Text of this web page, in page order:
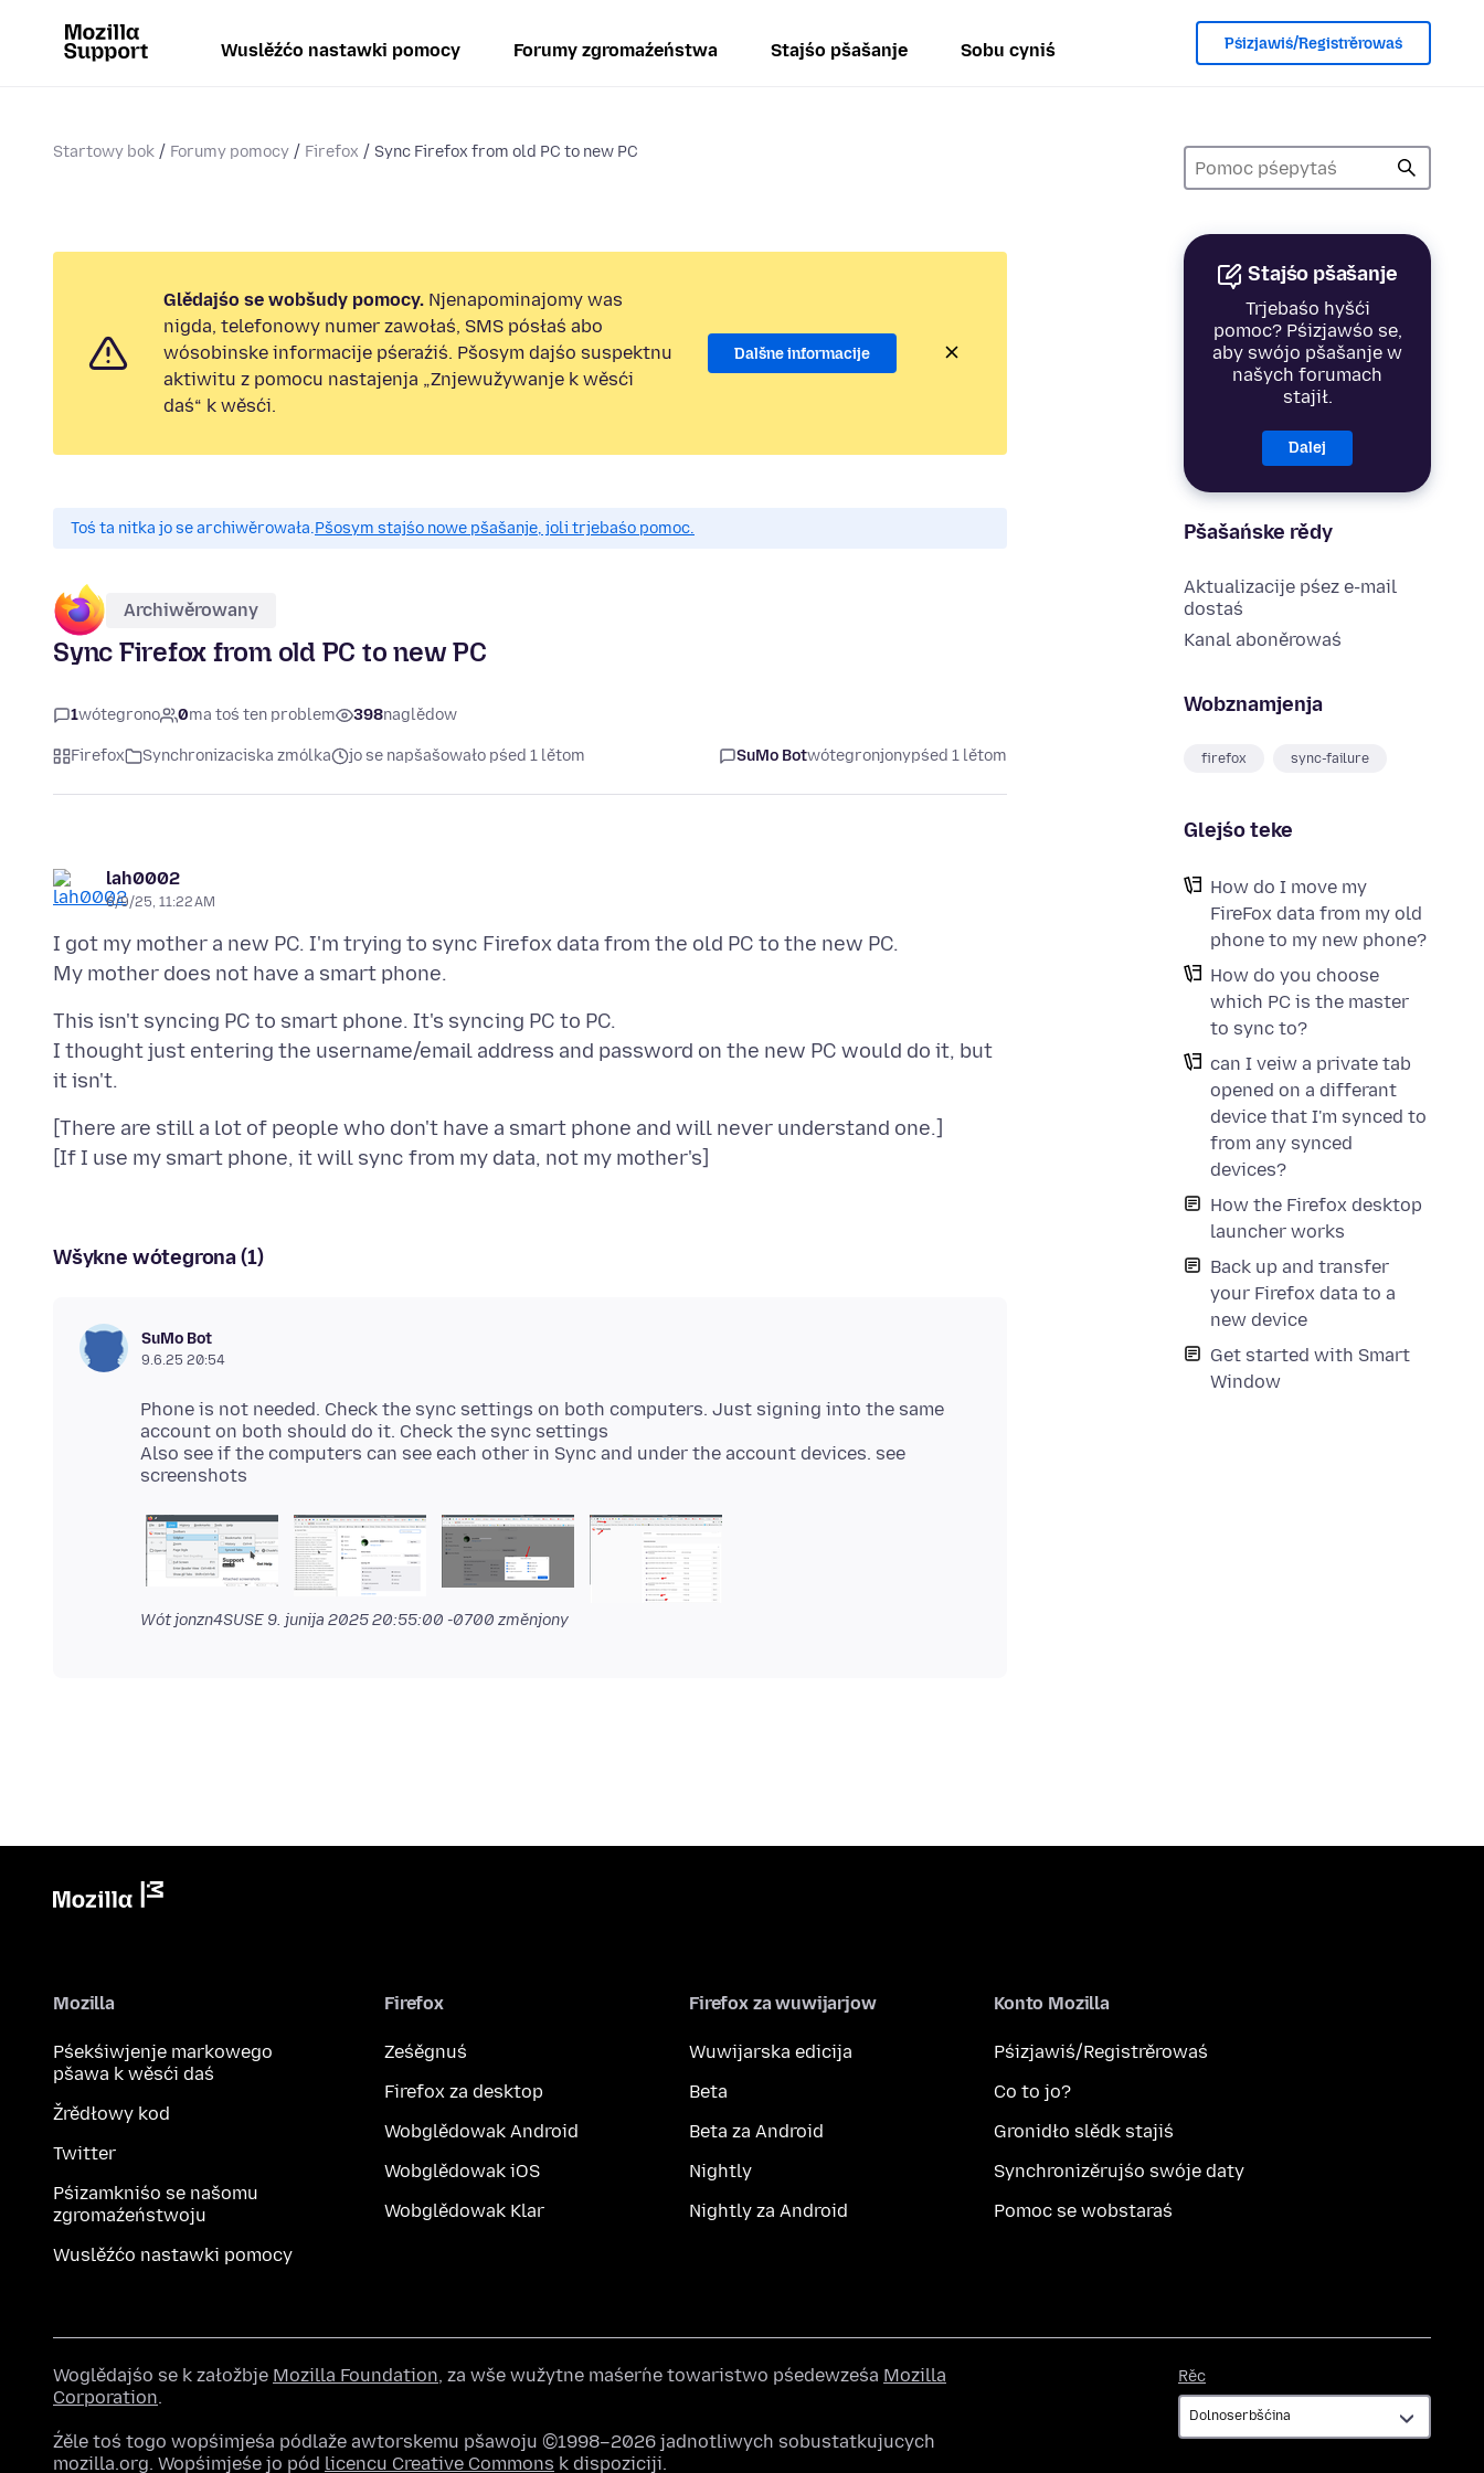
Wuslěźćo nastawki pomocy Forumy zgromaźeństwa Stajśo pšašanje Sobu cyniś Pśizjawiś/Registrěrowaś
Startowy bok Forumy pomocy Firefox Sync Firefox from old PC to new PC
Stajśo pšašanje
Trjebaśo hyšći
pomoc? Pśizjawśo se,
aby swójo pšašanje w
našych forumach
stajił.
Dalej
Pšašańske rědy
Aktualizacije pśez e-mail
dostaś
Kanal aboněrowaś
Wobznamjenja
firefox sync-failure
Glejśo teke
How do I move my
FireFox data from my old
phone to my new phone?
How do you choose
which PC is the master
to sync to?
can I veiw a private tab
opened on a differant
device that I'm synced to
from any synced
devices?
How the Firefox desktop
launcher works
Back up and transfer
your Firefox data to a
new device
Get started with Smart
Window
Glědajśo se wobšudy pomocy. Njenapominajomy was
nigda, telefonowy numer zawołaś, SMS pósłaś abo
wósobinske informacije pśeraźiś. Pšosym dajśo suspektnu
aktiwitu z pomocu nastajenja „Znjewužywanje k wěsći
daś“ k wěsći.
Dalšne informacije
Toś ta nitka jo se archiwěrowała.Pšosym stajśo nowe pšašanje, joli trjebaśo pomoc.
Archiwěrowany
Sync Firefox from old PC to new PC
1wótegrono 0ma toś ten problem 398naglědow
Firefox Synchronizaciska zmólka jo se napšašowało pśed 1 lětom SuMo Botwótegronjonypśed 1 lětom
lah0002
6/9/25, 11:22 AM
I got my mother a new PC. I'm trying to sync Firefox data from the old PC to the new PC.
This isn't syncing PC to smart phone. It's syncing PC to PC.
I thought just entering the username/email address and password on the new PC would do it, but
[There are still a lot of people who don't have a smart phone and will never understand one.]
Wšykne wótegrona (1)
SuMo Bot
9.6.25 20:54
Phone is not needed. Check the sync settings on both computers. Just signing into the same
account on both should do it. Check the sync settings
Also see if the computers can see each other in Sync and under the account devices. see
Wót jonzn4SUSE 9. junija 2025 20:55:00 -0700 změnjony
Mozilla
Pśekśiwjenje markowego
pšawa k wěsći daś
Žrědłowy kod
Twitter
Pśizamkniśo se našomu
zgromaźeństwoju
Wuslěźćo nastawki pomocy
Firefox
Ześěgnuś
Firefox za desktop
Wobglědowak Android
Wobglědowak iOS
Wobglědowak Klar
Firefox za wuwijarjow
Wuwijarska edicija
Beta
Beta za Android
Nightly
Nightly za Android
Konto Mozilla
Pśizjawiś/Registrěrowaś
Co to jo?
Gronidło slědk stajiś
Synchronizěrujśo swóje daty
Pomoc se wobstaraś
Rěc
Woglědajśo se k załožbje Mozilla Foundation, za wše wužytne maśeŕne towaristwo pśedewześa Mozilla
Corporation.
Źěle toś togo wopśimjeśa pódlaže awtorskemu pšawoju ©1998–2026 jadnotliwych sobustatkujucych
mozilla.org. Wopśimjeśe jo pód licencu Creative Commons k dispoziciji.